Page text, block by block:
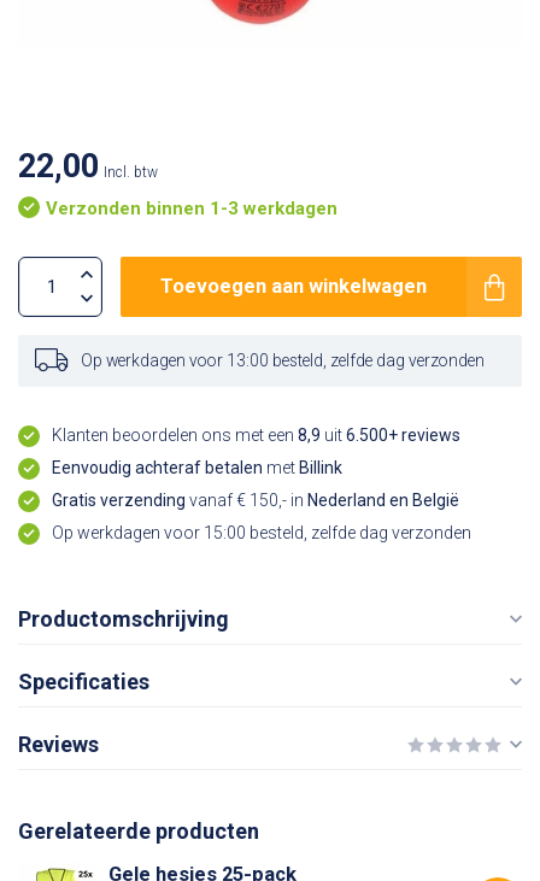
22,00 Incl. btw
Verzonden binnen 1-3 werkdagen
Toevoegen aan winkelwagen
Op werkdagen voor 13:00 besteld, zelfde dag verzonden
Klanten beoordelen ons met een 8,9 uit6.500+ reviews
Eenvoudig achteraf betalen met Billink
Gratis verzending vanaf € 150,- in Nederland en België
Op werkdagen voor 15:00 besteld, zelfde dag verzonden
Productomschrijving
Specificaties
Reviews
Gerelateerde producten
Gele hesjes 25-pack